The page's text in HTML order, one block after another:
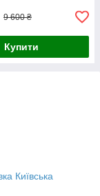
9 600 ₴
Купити
Київська